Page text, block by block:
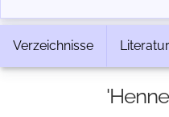
Verzeichnisse Literatur